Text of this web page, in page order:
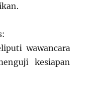
wawancara
kesiapan